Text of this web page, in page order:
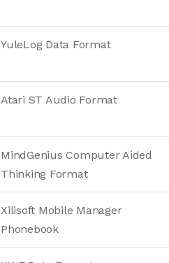
YuleLog Data Format
Atari ST Audio Format
MindGenius Computer Aided
Thinking Format
Xilisoft Mobile Manager
Phonebook